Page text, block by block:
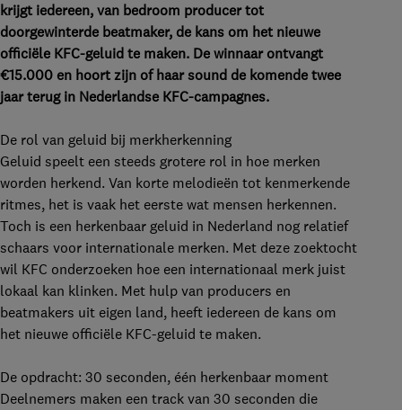
krijgt iedereen, van bedroom producer tot
doorgewinterde beatmaker, de kans om het nieuwe
officiële KFC-geluid te maken. De winnaar ontvangt
€15.000 en hoort zijn of haar sound de komende twee
jaar terug in Nederlandse KFC-campagnes.
De rol van geluid bij merkherkenning
Geluid speelt een steeds grotere rol in hoe merken
worden herkend. Van korte melodieën tot kenmerkende
ritmes, het is vaak het eerste wat mensen herkennen.
Toch is een herkenbaar geluid in Nederland nog relatief
schaars voor internationale merken. Met deze zoektocht
wil KFC onderzoeken hoe een internationaal merk juist
lokaal kan klinken. Met hulp van producers en
beatmakers uit eigen land, heeft iedereen de kans om
het nieuwe officiële KFC-geluid te maken.
De opdracht: 30 seconden, één herkenbaar moment
Deelnemers maken een track van 30 seconden die